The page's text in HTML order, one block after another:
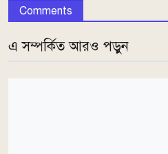
Comments
এ সম্পর্কিত আরও পড়ুন